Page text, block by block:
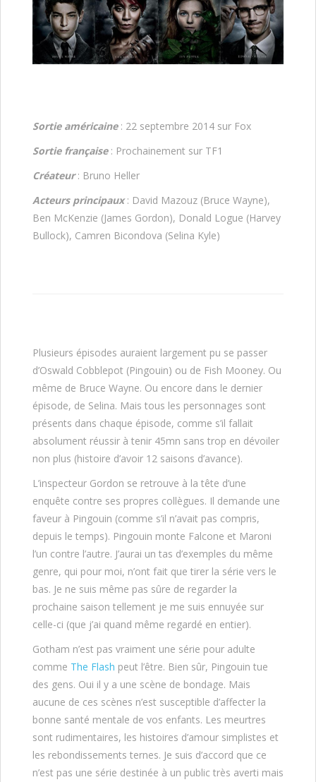
Sortie américaine: 22 septembre 2014 sur Fox
Sortie française: Prochainement sur TF1
Créateur: Bruno Heller
Acteurs principaux: David Mazouz (Bruce Wayne),
Ben McKenzie (James Gordon), Donald Logue (Harvey
Bullock), Camren Bicondova (Selina Kyle)
Plusieurs épisodes auraient largement pu se passer
d’Oswald Cobblepot (Pingouin) ou de Fish Mooney. Ou
même de Bruce Wayne. Ou encore dans le dernier
épisode, de Selina. Mais tous les personnages sont
présents dans chaque épisode, comme s’il fallait
absolument réussir à tenir 45mn sans trop en dévoiler
non plus (histoire d’avoir 12 saisons d’avance).
L’inspecteur Gordon se retrouve à la tête d’une
enquête contre ses propres collègues. Il demande une
faveur à Pingouin (comme s’il n’avait pas compris,
depuis le temps). Pingouin monte Falcone et Maroni
l’un contre l’autre. J’aurai un tas d’exemples du même
genre, qui pour moi, n’ont fait que tirer la série vers le
bas. Je ne suis même pas sûre de regarder la
prochaine saison tellement je me suis ennuyée sur
celle-ci (que j’ai quand même regardé en entier).
Gotham n’est pas vraiment une série pour adulte
comme The Flash peut l’être. Bien sûr, Pingouin tue
des gens. Oui il y a une scène de bondage. Mais
aucune de ces scènes n’est susceptible d’affecter la
bonne santé mentale de vos enfants. Les meurtres
sont rudimentaires, les histoires d’amour simplistes et
les rebondissements ternes. Je suis d’accord que ce
n’est pas une série destinée à un public très averti mais